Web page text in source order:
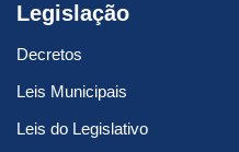
Legislação
Decretos
Leis Municipais
Leis do Legislativo